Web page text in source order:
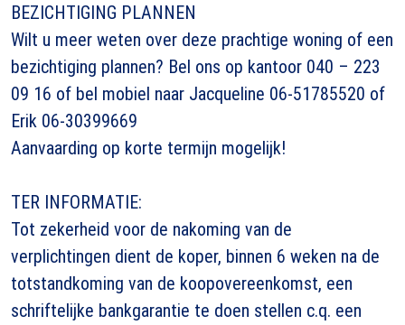
BEZICHTIGING PLANNEN
Wilt u meer weten over deze prachtige woning of een
bezichtiging plannen? Bel ons op kantoor 040 – 223
09 16 of bel mobiel naar Jacqueline 06-51785520 of
Erik 06-30399669
Aanvaarding op korte termijn mogelijk!
TER INFORMATIE:
Tot zekerheid voor de nakoming van de
verplichtingen dient de koper, binnen 6 weken na de
totstandkoming van de koopovereenkomst, een
schriftelijke bankgarantie te doen stellen c.q. een